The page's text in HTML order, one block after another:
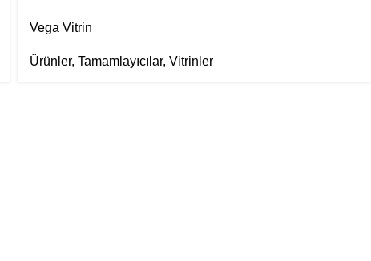
Vega Vitrin
Ürünler, Tamamlayıcılar, Vitrinler